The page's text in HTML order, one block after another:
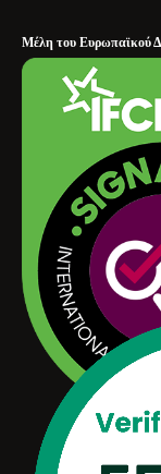
Μέλη του Ευρωπαϊκού